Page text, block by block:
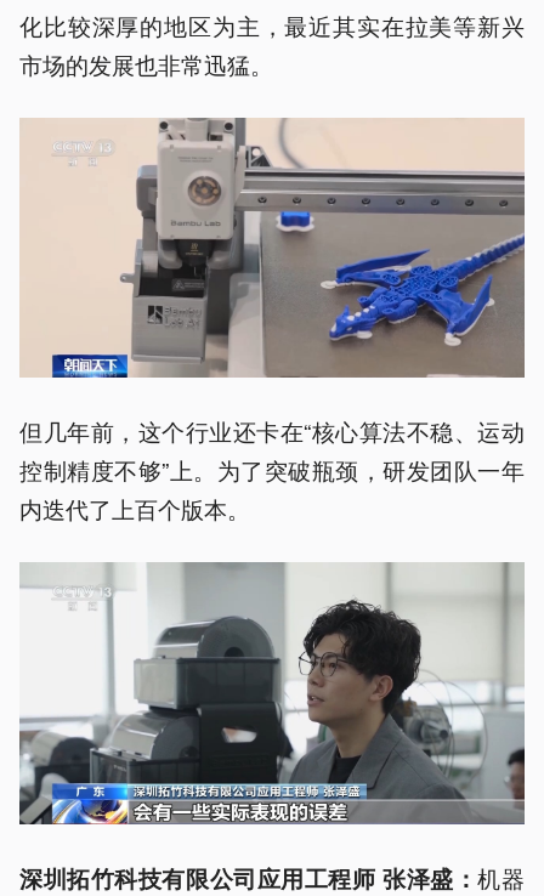
化比较深厚的地区为主，最近其实在拉美等新兴
市场的发展也非常迅猛。
但几年前，这个行业还卡在“核心算法不稳、运动
控制精度不够”上。为了突破瓶颈，研发团队一年
内迭代了上百个版本。
深圳拓竹科技有限公司应用工程师 张泽盛 ：机器